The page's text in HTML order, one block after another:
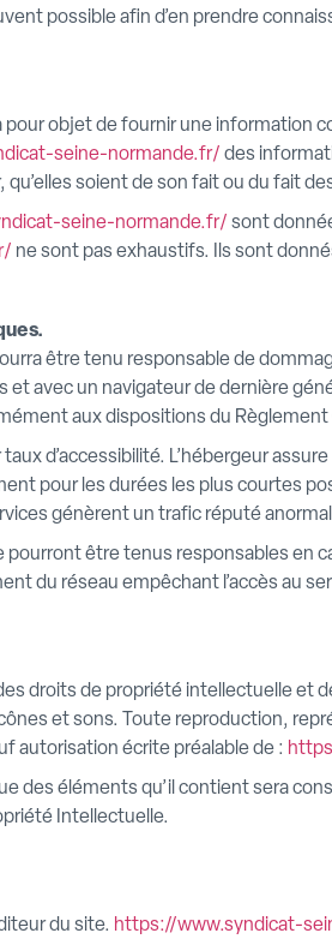
possible afin d’en prendre
pour objet de fournir une information
seine-normande.fr/ des
soient de son fait ou du fait
seine-normande.fr/ sont
ne sont pas exhaustifs. Ils sont
être tenu responsable de
avec un navigateur de dernière
aux dispositions du
d’accessibilité. L’hébergeur
pour les durées les plus courtes
génèrent un trafic réputé
pourront être tenus responsables en
du réseau empêchant l’accès au
droits de propriété intellectuelle et
et sons. Toute reproduction,
autorisation écrite préalable de :
des éléments qu’il contient sera
Intellectuelle.
du site. https://www.syndicat-